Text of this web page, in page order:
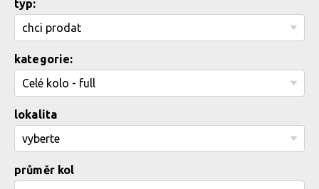
typ:
kategorie:
lokalita
průměr kol